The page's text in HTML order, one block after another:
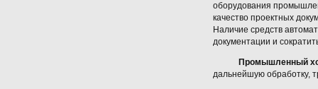
оборудования
качество проектных
Наличие средств
документации и
Промышленный
дальнейшую обработку,